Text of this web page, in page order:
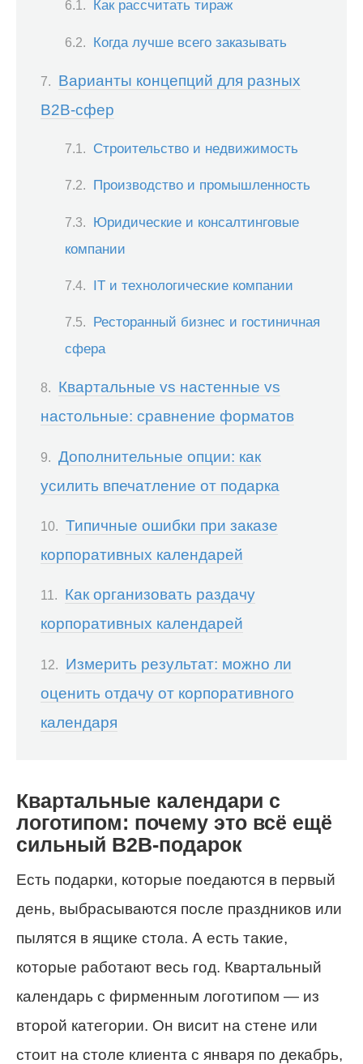
Как рассчитать тираж
Когда лучше всего заказывать
Варианты концепций для разных
B2B-сфер
Строительство и недвижимость
Производство и промышленность
Юридические и консалтинговые
компании
IT и технологические компании
Ресторанный бизнес и гостиничная
сфера
Квартальные vs настенные vs
настольные: сравнение форматов
Дополнительные опции: как
усилить впечатление от подарка
Типичные ошибки при заказе
корпоративных календарей
Как организовать раздачу
корпоративных календарей
Измерить результат: можно ли
оценить отдачу от корпоративного
календаря
Квартальные календари с
логотипом: почему это всё ещё
сильный B2B-подарок
Есть подарки, которые поедаются в первый
день, выбрасываются после праздников или
пылятся в ящике стола. А есть такие,
которые работают весь год. Квартальный
календарь с фирменным логотипом — из
второй категории. Он висит на стене или
стоит на столе клиента с января по декабрь,